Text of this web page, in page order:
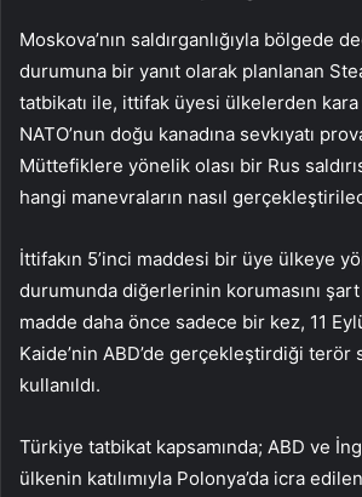
Moskova’nın saldırganlığıyla bölgede
durumuna bir yanıt olarak planlanan
tatbikatı ile, ittifak üyesi ülkelerden
NATO’nun doğu kanadına sevkıyatı
Müttefiklere yönelik olası bir Rus
hangi manevraların nasıl
İttifakın 5’inci maddesi bir üye ülkeye
durumunda diğerlerinin korumasını
madde daha önce sadece bir kez, 11
Kaide’nin ABD’de gerçekleştirdiği terör
kullanıldı.
Türkiye tatbikat kapsamında; ABD ve
ülkenin katılımıyla Polonya’da icra